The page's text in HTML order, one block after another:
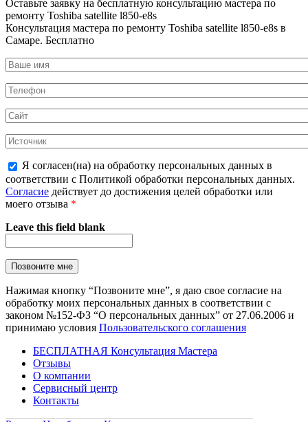
Оставьте заявку на бесплатную консультацию мастера по
ремонту Toshiba satellite l850-e8s
Консультация мастера по ремонту Toshiba satellite l850-e8s в
Самаре. Бесплатно
Я согласен(на) на обработку персональных данных в
соответствии с Политикой обработки персональных данных.
Согласие действует до достижения целей обработки или
моего отзыва *
Leave this field blank
Нажимая кнопку “Позвоните мне”, я даю свое согласие на
обработку моих персональных данных в соответствии с
законом №152-ФЗ “О персональных данных” от 27.06.2006 и
принимаю условия Пользовательского соглашения
БЕСПЛАТНАЯ Консультация Мастера
Отзывы
О компании
Сервисный центр
Контакты